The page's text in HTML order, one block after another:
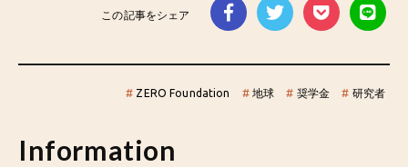
この記事をシェア
# ZERO Foundation #地球 # 奨学金 # 研究者
Information